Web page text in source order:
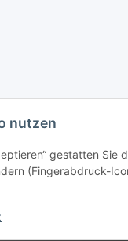
nutzen
gestatten Sie
(Fingerabdruck-